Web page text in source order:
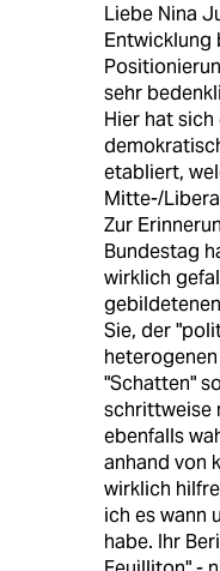
Liebe Nina
Entwicklung
sehr
Hier hat
etabliert,
Mitte-/
Zur
Bundestag
wirklich
Sie, der
"Schatten"
schrittweise
ebenfalls
anhand von
wirklich
ich es wann
habe. Ihr